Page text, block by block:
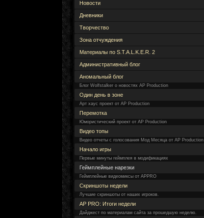
Новости
Дневники
Творчество
Зона отчуждения
Материалы по S.T.A.L.K.E.R. 2
Административный блог
Аномальный блог
Блог Wolfstalker о новостях AP Production
Один день в зоне
Арт хаус проект от AP Production
Перемотка
Юмористический проект от AP Production
Видео топы
Видео отчеты с голосования Мод Месяца от AP Production
Начало игры
Первые минуты геймплея в модификациях
Геймплейные нарезки
Геймплейные видеомиксы от APPRO
Скриншоты недели
Лучшие скриншоты от наших игроков.
AP PRO: Итоги недели
Дайджест по материалам сайта за прошедшую неделю.